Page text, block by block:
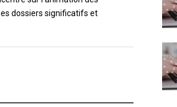
dossiers significatifs et